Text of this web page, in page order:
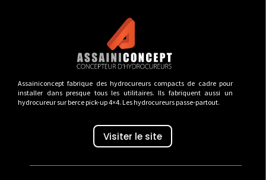
Assainiconcept fabrique des hydrocureurs compacts de cadre pour
installer dans presque tous les utilitaires. Ils fabriquent aussi un
hydrocureur sur berce pick-up 4×4. Les hydrocureurs passe-partout.
Visiter le site